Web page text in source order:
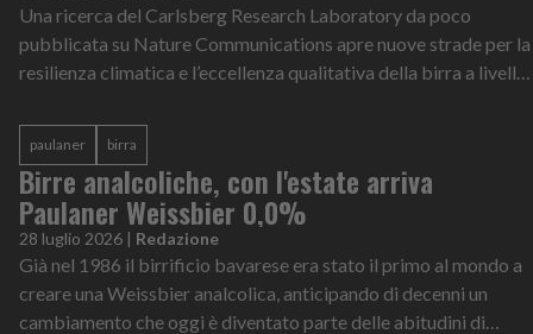
Una ricerca del Carlsberg Research Laboratory da poco
pubblicata su Nature Communications apre nuove strade per la
resilienza climatica e l’eccellenza qualitativa della birra a livello
paulaner birra
Birre analcoliche, con l'estate arriva
Paulaner Weissbier 0,0%
28 luglio 2026 | Redazione
Già nel 1986 il birrificio bavarese era stato il primo al mondo a
creare una Weissbier analcolica, anticipando di decenni un
cambiamento che oggi è diventato parte delle abitudini di